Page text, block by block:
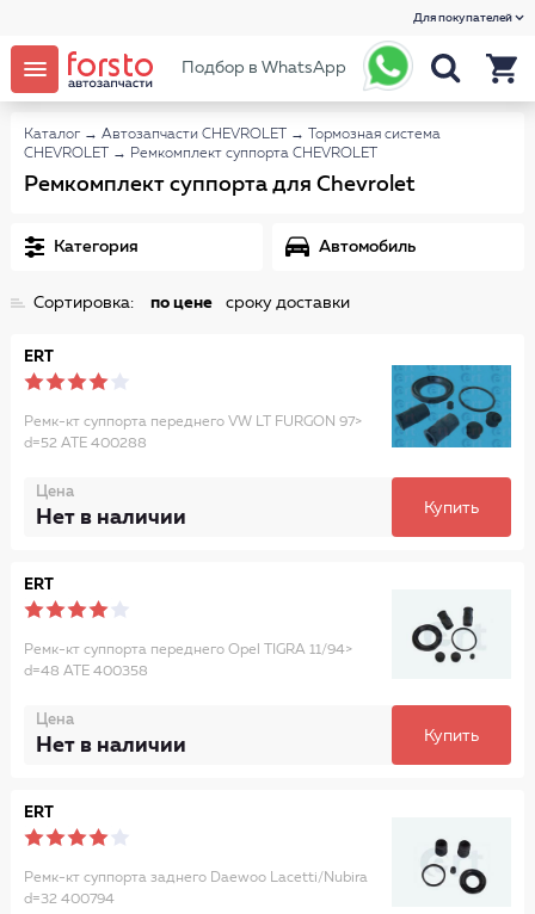
Для покупателей
Подбор в WhatsApp
Каталог → Автозапчасти CHEVROLET →
Тормозная система
CHEVROLET
→ Ремкомплект суппорта CHEVROLET
Ремкомплект суппорта для Chevrolet
Категория Автомобиль
Сортировка: по цене сроку доставки
ERT
Ремк-кт суппорта переднего VW LT FURGON 97>
d=52 ATE 400288
Цена
Нет в наличии Купить
ERT
Ремк-кт суппорта переднего Opel TIGRA 11/94>
d=48 ATE 400358
Цена
Нет в наличии Купить
ERT
Ремк-кт суппорта заднего Daewoo Lacetti/Nubira
d=32 400794